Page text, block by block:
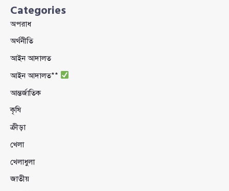
Categories
অপরাধ
অর্থনীতি
আইন আদালত
আইন আদালত**
আন্তর্জাতিক
কৃষি
ক্রীড়া
খেলা
খেলাধুলা
জাতীয়